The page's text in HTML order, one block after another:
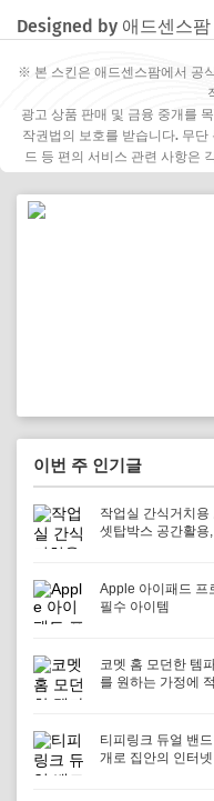
Designed by 애드센스팜
※ 본 스킨은 애드센스팜에서 공
광고 상품 판매 및 금융 중개를
작권법의 보호를 받습니다. 무단
드 등 편의 서비스 관련 사항은
이번 주 인기글
작업실 간식거치용
셋탑박스 공간활용
Apple 아이패드 프
필수 아이템
코멧 홈 모던한 템
를 원하는 가정에
티피링크 듀얼 밴
개로 집안의 인터